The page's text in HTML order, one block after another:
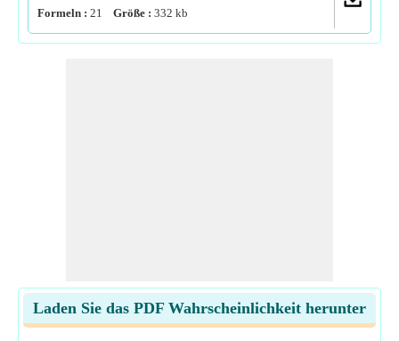
Formeln : 21 Größe : 332 kb
Laden Sie das PDF Wahrscheinlichkeit herunter